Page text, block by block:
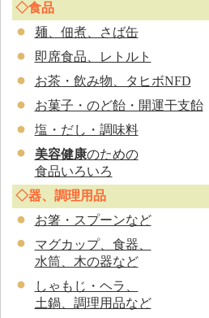
◇食品
麺、佃煮、さば缶
即席食品、レトルト
お茶・飲み物、タヒボNFD
お菓子・のど飴・開運干支飴
塩・だし・調味料
美容健康のための
食品いろいろ
◇器、調理用品
お箸・スプーンなど
マグカップ、食器、
水筒、木の器など
しゃもじ・ヘラ、
土鍋、調理用品など